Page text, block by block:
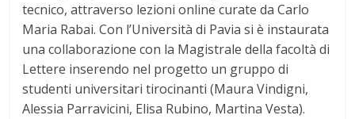
tecnico, attraverso lezioni online curate da Carlo
Maria Rabai. Con l’Università di Pavia si è instaurata
una collaborazione con la Magistrale della facoltà di
Lettere inserendo nel progetto un gruppo di
studenti universitari tirocinanti (Maura Vindigni,
Alessia Parravicini, Elisa Rubino, Martina Vesta).